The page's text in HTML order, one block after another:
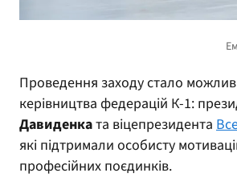
Проведення заходу стало
керівництва федерацій К-1:
Давиденката віцепрезидента
які підтримали особисту
професійних поєдинків.